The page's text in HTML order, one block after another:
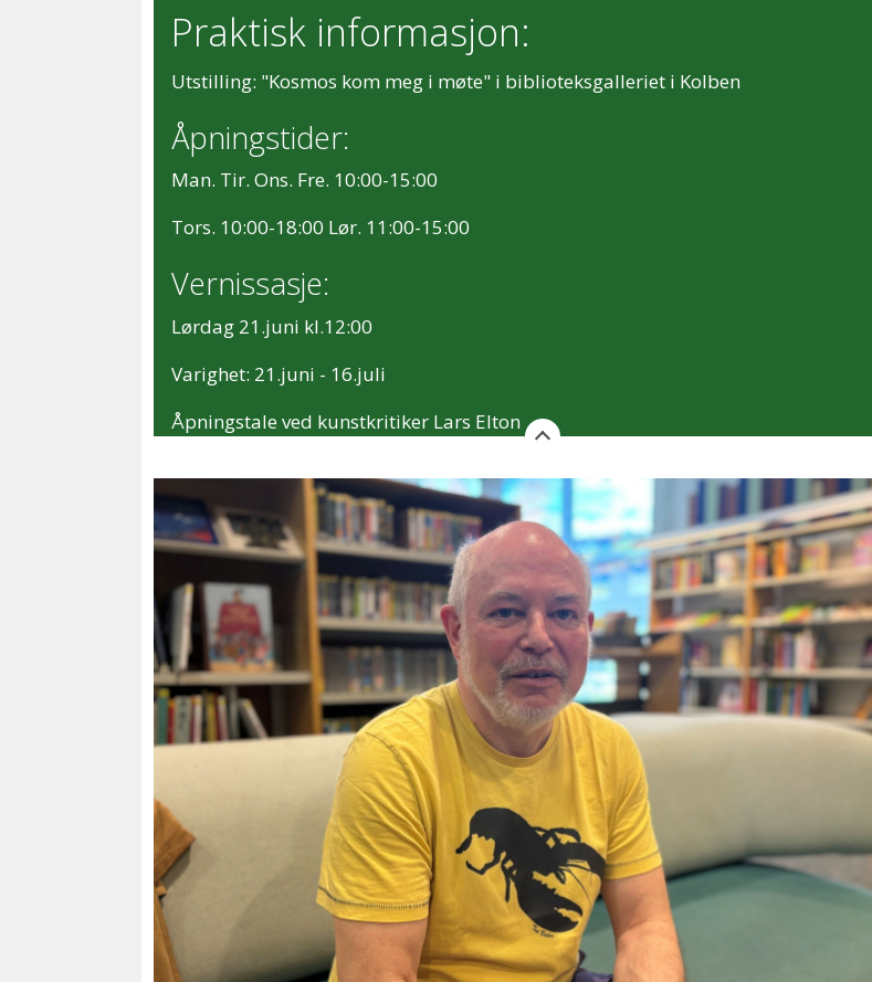
Praktisk informasjon:
Utstilling: "Kosmos kom meg i møte" i biblioteksgalleriet i Kolben
Åpningstider:
Man. Tir. Ons. Fre. 10:00-15:00
Tors. 10:00-18:00 Lør. 11:00-15:00
Vernissasje:
Lørdag 21.juni kl.12:00
Varighet: 21.juni - 16.juli
Åpningstale ved kunstkritiker Lars Elton